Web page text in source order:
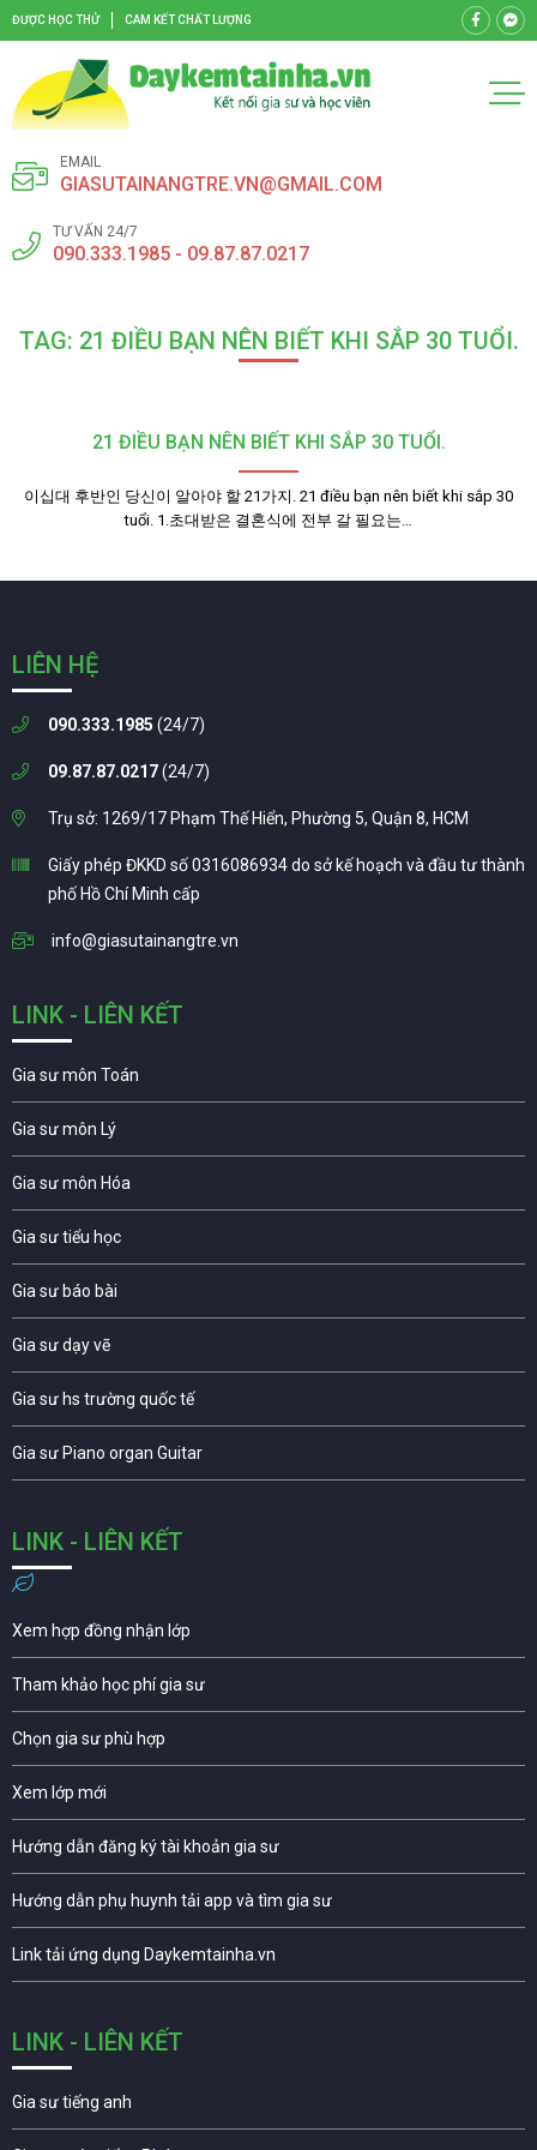
ĐƯỢC HỌC THỬ CAM KẾT CHẤT LƯỢNG
EMAIL
GIASUTAINANGTRE.VN@GMAIL.COM
TƯ VẤN 24/7
090.333.1985 - 09.87.87.0217
TAG: 21 ĐIỀU BẠN NÊN BIẾT KHI SẮP 30 TUỔI.
21 ĐIỀU BẠN NÊN BIẾT KHI SẮP 30 TUỔI.
이십대 후반인 당신이 알아야 할 21가지. 21 điều bạn nên biết khi sắp 30
tuổi. 1.초대받은 결혼식에 전부 갈 필요는…
LIÊN HỆ
090.333.1985 (24/7)
09.87.87.0217(24/7)
Trụ sở: 1269/17 Phạm Thế Hiển, Phường 5, Quận 8, HCM
Giấy phép ĐKKD số 0316086934 do sở kế hoạch và đầu tư thành
phố Hồ Chí Minh cấp
info@giasutainangtre.vn
LINK - LIÊN KẾT
Gia sư môn Toán
Gia sư môn Lý
Gia sư môn Hóa
Gia sư tiểu học
Gia sư báo bài
Gia sư dạy vẽ
Gia sư hs trường quốc tế
Gia sư Piano organ Guitar
LINK - LIÊN KẾT
Xem hợp đồng nhận lớp
Tham khảo học phí gia sư
Chọn gia sư phù hợp
Xem lớp mới
Hướng dẫn đăng ký tài khoản gia sư
Hướng dẫn phụ huynh tải app và tìm gia sư
Link tải ứng dụng Daykemtainha.vn
LINK - LIÊN KẾT
Gia sư tiếng anh